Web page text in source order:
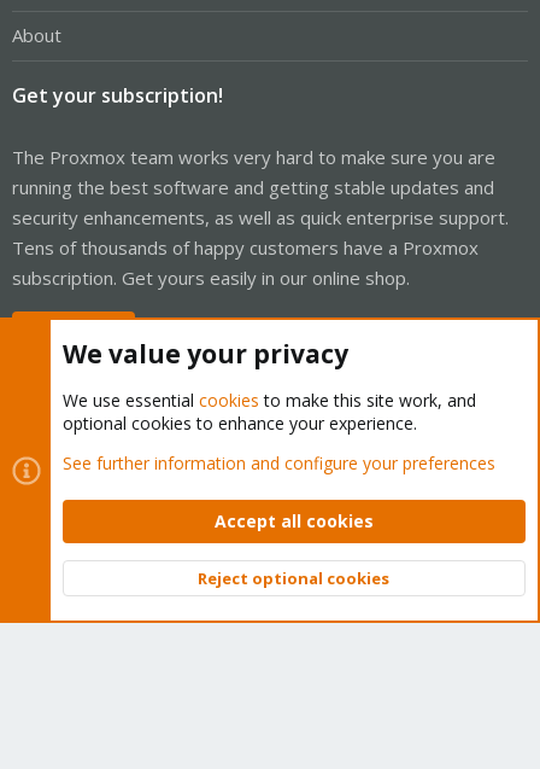
About
Get your subscription!
The Proxmox team works very hard to make sure you are
running the best software and getting stable updates and
security enhancements, as well as quick enterprise support.
Tens of thousands of happy customers have a Proxmox
subscription. Get yours easily in our online shop.
Cookies
Proxmox Support Forum - Light Mode
Contact us
Terms and rules Privacy policy Help Home
Community platform by XenForo © 2010-2026 XenForo Ltd.
Top
We value your privacy
We use essential cookies to make this site work, and
optional cookies to enhance your experience.
See further information and configure your preferences
Accept all cookies
Reject optional cookies